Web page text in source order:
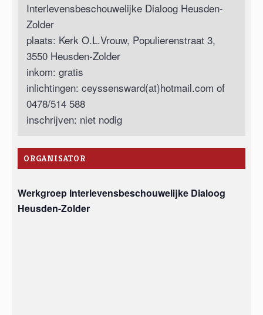
Interlevensbeschouwelijke Dialoog Heusden-
Zolder
plaats: Kerk O.L.Vrouw, Populierenstraat 3,
3550 Heusden-Zolder
inkom: gratis
inlichtingen: ceyssensward(at)hotmail.com of
0478/514 588
inschrijven: niet nodig
ORGANISATOR
Werkgroep Interlevensbeschouwelijke Dialoog
Heusden-Zolder